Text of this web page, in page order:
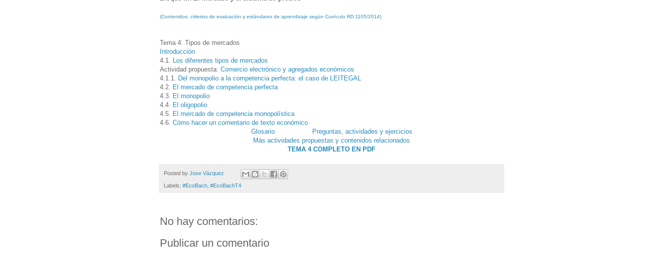
(Contenidos, criterios de evaluación y estándares de aprendizaje según Currículo RD 1105/2014)
Tema 4. Tipos de mercados
Introducción
4.1. Los diferentes tipos de mercados
Actividad propuesta: Comercio electrónico y agregados económicos
4.1.1. Del monopolio a la competencia perfecta: el caso de LEITEGAL
4.2. El mercado de competencia perfecta
4.3. El monopolio
4.4. El oligopolio
4.5. El mercado de competencia monopolística
4.6. Cómo hacer un comentario de texto económico
Glosario
Preguntas, actividades y ejercicios
Más actividades propuestas y contenidos relacionados
TEMA 4 COMPLETO EN PDF
Posted by Jose Vázquez
Labels: #EcoBach #EcoBachT4
No hay comentarios:
Publicar un comentario